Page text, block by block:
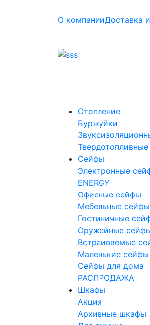
О компанииДоставка
Отопление
Буржуйки
Твердотопливные
Сейфы
Электронные
ENERGY
Офисные сейфы
Мебельные сейфы
Гостиничные
Оружейные
Встраиваемые
Маленькие сейфы
Сейфы для дома
РАСПРОДАЖА
Шкафы
Акция
Архивные шкафы